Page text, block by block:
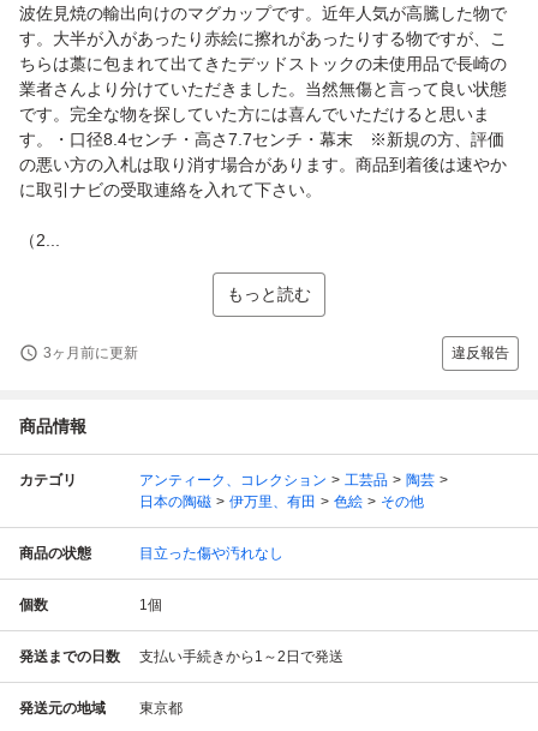
波佐見焼の輸出向けのマグカップです。近年人気が高騰した物で
す。大半が入があったり赤絵に擦れがあったりする物ですが、こ
ちらは藁に包まれて出てきたデッドストックの未使用品で長崎の
業者さんより分けていただきました。当然無傷と言って良い状態
です。完全な物を探していた方には喜んでいただけると思いま
す。・口径8.4センチ・高さ7.7センチ・幕末 ※新規の方、評価
の悪い方の入札は取り消す場合があります。商品到着後は速やか
に取引ナビの受取連絡を入れて下さい。
（2...
もっと読む
3ヶ月前に更新 違反報告
商品情報
カテゴリ アンティーク、コレクション 工芸品
陶芸
日本の陶磁
伊万里、有田 色絵 その他
商品の状態 目立った傷や汚れなし
個数 1個
発送までの日数 支払い手続きから1～2日で発送
発送元の地域 東京都